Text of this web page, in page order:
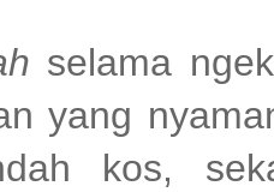
selama
yang
kos,